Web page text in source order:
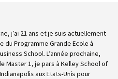
j’ai 21 ans et je suis actuellement
du Programme Grande Ecole à
School. L’année prochaine,
Master 1, je pars à Kelley School of
aux Etats-Unis pour